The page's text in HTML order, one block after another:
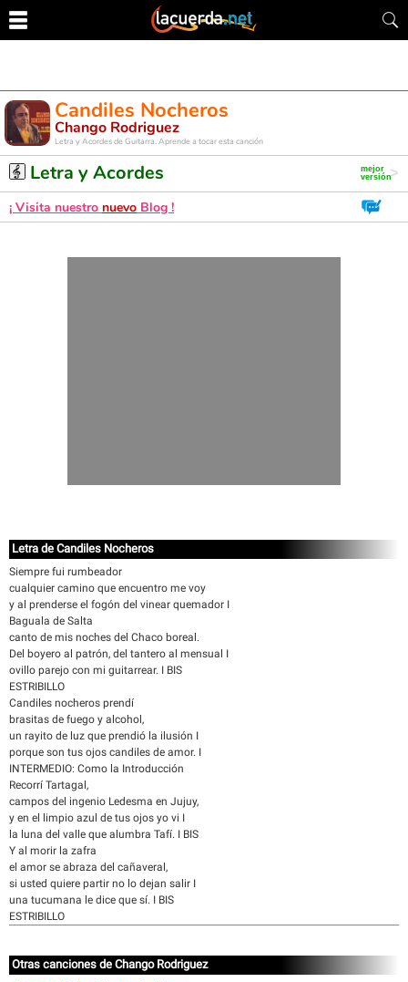
Candiles Nocheros
Chango Rodriguez
Letra y Acordes de Guitarra. Aprende a tocar esta canción
Letra y Acordes
¡ Visita nuestro nuevo Blog !
Letra de Candiles Nocheros
Siempre fui rumbeador
cualquier camino que encuentro me voy
y al prenderse el fogón del vinear quemador I
Baguala de Salta
canto de mis noches del Chaco boreal.
Del boyero al patrón, del tantero al mensual I
ovillo parejo con mi guitarrear. I BIS
ESTRIBILLO
Candiles nocheros prendí
brasitas de fuego y alcohol,
un rayito de luz que prendió la ilusión I
porque son tus ojos candiles de amor. I
INTERMEDIO: Como la Introducción
Recorrí Tartagal,
campos del ingenio Ledesma en Jujuy,
y en el limpio azul de tus ojos yo vi I
la luna del valle que alumbra Tafí. I BIS
Y al morir la zafra
el amor se abraza del cañaveral,
si usted quiere partir no lo dejan salir I
una tucumana le dice que sí. I BIS
ESTRIBILLO
Otras canciones de Chango Rodriguez